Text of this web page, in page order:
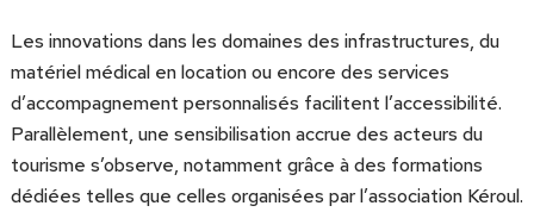
Les innovations dans les domaines des infrastructures, du
matériel médical en location ou encore des services
d’accompagnement personnalisés facilitent l’accessibilité.
Parallèlement, une sensibilisation accrue des acteurs du
tourisme s’observe, notamment grâce à des formations
dédiées telles que celles organisées par l’association Kéroul.